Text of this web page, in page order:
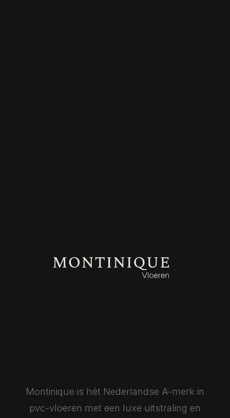
Montinique is hét Nederlandse A-merk in
pvc-vloeren met een luxe uitstraling en